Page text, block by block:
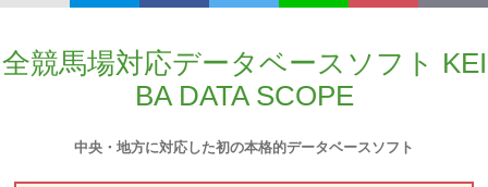
全競馬場対応データベースソフト KEI
BA DATA SCOPE
中央・地方に対応した初の本格的データベースソフト